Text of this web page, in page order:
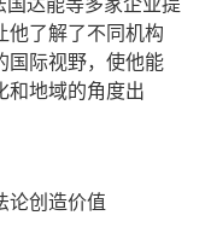
他了解了不同机构
国际视野，使他能
和地域的角度出
创造价值